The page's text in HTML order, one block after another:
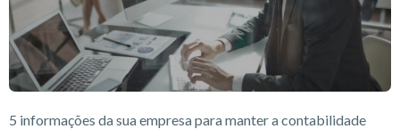
5 informações da sua empresa para manter a contabilidade